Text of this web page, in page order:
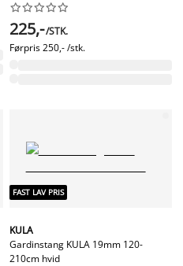






225,-/STK.
Førpris250,- /stk.
FAST LAV PRIS
KULA
Gardinstang KULA 19mm 120-
210cm hvid